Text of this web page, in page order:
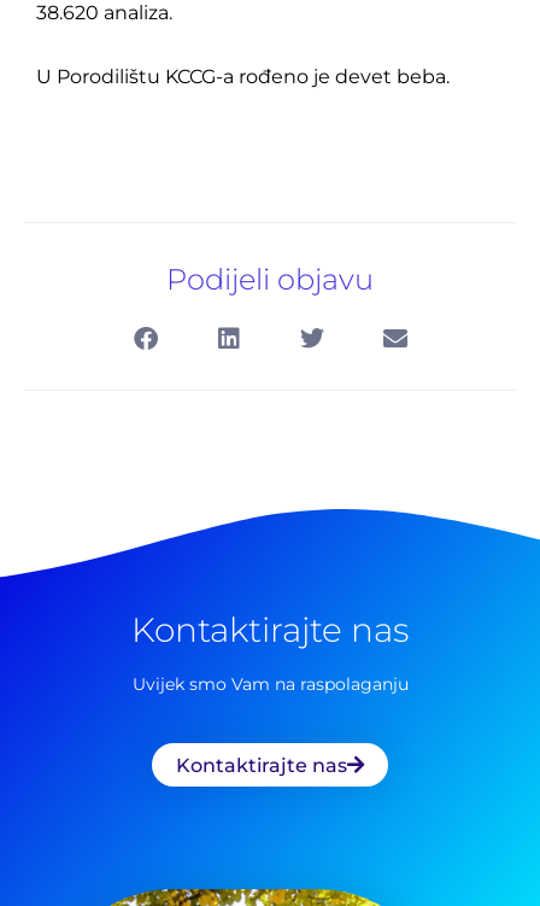
38.620 analiza.
U Porodilištu KCCG-a rođeno je devet beba.
Podijeli objavu
Kontaktirajte nas
Uvijek smo Vam na raspolaganju
Kontaktirajte nas